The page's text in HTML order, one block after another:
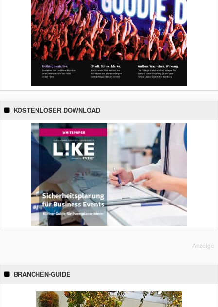
KOSTENLOSER DOWNLOAD
Anzeige
BRANCHEN-GUIDE